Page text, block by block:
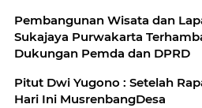
Pembangunan Wisata dan
Sukajaya Purwakarta
Dukungan Pemda dan DPRD
Pitut Dwi Yugono : Setelah
Hari Ini MusrenbangDesa